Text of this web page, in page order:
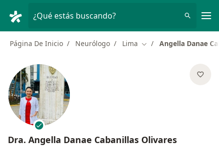
¿Qué estás buscando?
Página De Inicio Neurólogo Lima Cambiar de ciudad
Angella Danae
Dra. Angella Danae Cabanillas Olivares